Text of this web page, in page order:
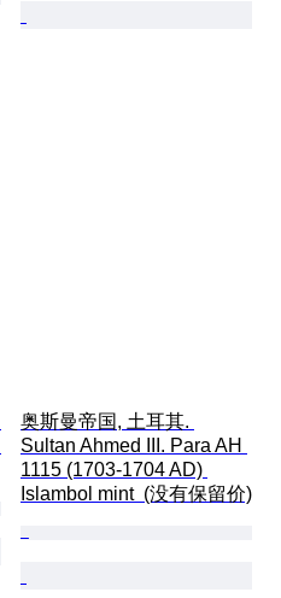
奥斯曼帝国, 土耳其.
Sultan Ahmed III. Para AH
1115 (1703-1704 AD)
Islambol mint  (没有保留价)